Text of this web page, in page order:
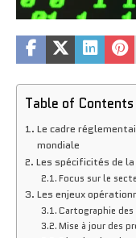
Table of Contents
Le cadre
mondiale
Les spécificités de
Focus sur le
Les enjeux
Cartographie
Mise à jour des